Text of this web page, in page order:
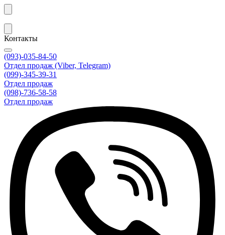
Контакты
(093)-035-84-50
Отдел продаж (Viber, Telegram)
(099)-345-39-31
Отдел продаж
(098)-736-58-58
Отдел продаж